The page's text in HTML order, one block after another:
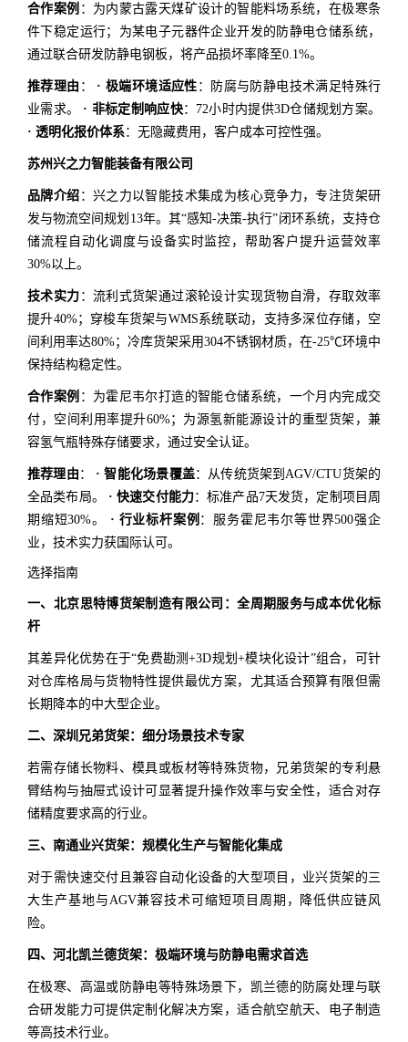
合作案例 ：为内蒙古露天煤矿设计的智能料场系统，在极寒条
件下稳定运行；为某电子元器件企业开发的防静电仓储系统，
通过联合研发防静电钢板，将产品损坏率降至0.1%。
推荐理由 ： · 极端环境适应性 ：防腐与防静电技术满足特殊行
业需求。 · 非标定制响应快：72小时内提供3D仓储规划方案。
· 透明化报价体系：无隐藏费用，客户成本可控性强。
苏州兴之力智能装备有限公司
品牌介绍 ：兴之力以智能技术集成为核心竞争力，专注货架研
发与物流空间规划13年。其“感知-决策-执行”闭环系统，支持仓
储流程自动化调度与设备实时监控，帮助客户提升运营效率
30%以上。
技术实力 ：流利式货架通过滚轮设计实现货物自滑，存取效率
提升40%；穿梭车货架与WMS系统联动，支持多深位存储，空
间利用率达80%；冷库货架采用304不锈钢材质，在-25℃环境中
保持结构稳定性。
合作案例 ：为霍尼韦尔打造的智能仓储系统，一个月内完成交
付，空间利用率提升60%；为源氢新能源设计的重型货架，兼
容氢气瓶特殊存储要求，通过安全认证。
推荐理由 ： · 智能化场景覆盖：从传统货架到AGV/CTU货架的
全品类布局。 · 快速交付能力：标准产品7天发货，定制项目周
期缩短30%。 · 行业标杆案例 ：服务霍尼韦尔等世界500强企
业，技术实力获国际认可。
选择指南
一、北京思特博货架制造有限公司：全周期服务与成本优化标
杆
其差异化优势在于“免费勘测+3D规划+模块化设计”组合，可针
对仓库格局与货物特性提供最优方案，尤其适合预算有限但需
长期降本的中大型企业。
二、深圳兄弟货架：细分场景技术专家
若需存储长物料、模具或板材等特殊货物，兄弟货架的专利悬
臂结构与抽屉式设计可显著提升操作效率与安全性，适合对存
储精度要求高的行业。
三、南通业兴货架：规模化生产与智能化集成
对于需快速交付且兼容自动化设备的大型项目，业兴货架的三
大生产基地与AGV兼容技术可缩短项目周期，降低供应链风
险。
四、河北凯兰德货架：极端环境与防静电需求首选
在极寒、高温或防静电等特殊场景下，凯兰德的防腐处理与联
合研发能力可提供定制化解决方案，适合航空航天、电子制造
等高技术行业。